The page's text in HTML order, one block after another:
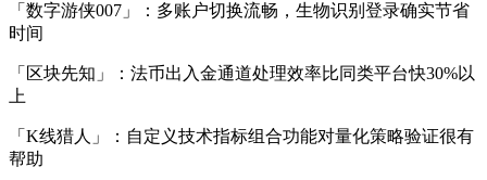
「数字游侠007」：多账户切换流畅，生物识别登录确实节省
时间
「区块先知」：法币出入金通道处理效率比同类平台快30%以
上
「K线猎人」：自定义技术指标组合功能对量化策略验证很有
帮助